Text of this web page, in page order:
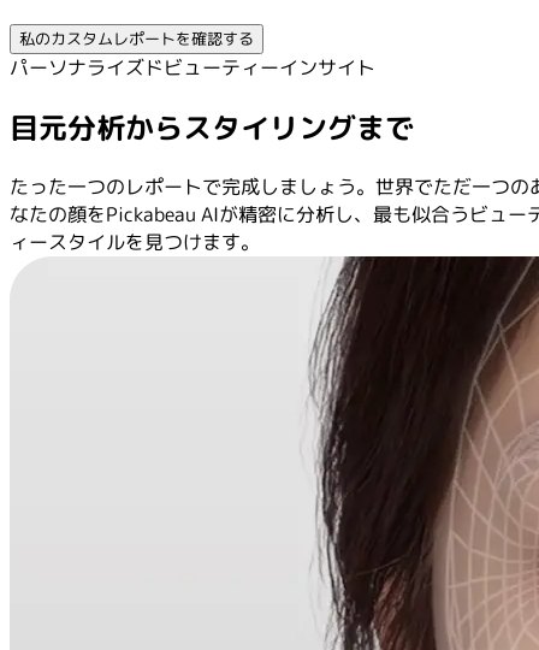
私のカスタムレポートを確認する
パーソナライズドビューティーインサイト
目元分析からスタイリングまで
たった一つのレポートで完成しましょう。世界でただ一つの
なたの顔をPickabeau AIが精密に分析し、最も似合うビュー
ィースタイルを見つけます。